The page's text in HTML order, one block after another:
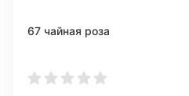
67 чайная роза